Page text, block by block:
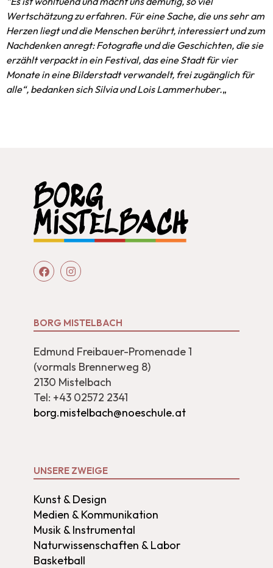
Wertschätzung zu erfahren. Für eine Sache, die uns sehr am
Herzen liegt und die Menschen berührt, interessiert und zum
Nachdenken anregt: Fotografie und die Geschichten, die sie
erzählt verpackt in ein Festival, das eine Stadt für vier
Monate in eine Bilderstadt verwandelt, frei zugänglich für
alle“, bedanken sich Silvia und Lois Lammerhuber.„
BORG MISTELBACH
Edmund Freibauer-Promenade 1
(vormals Brennerweg 8)
2130 Mistelbach
Tel: +43 02572 2341
borg.mistelbach@noeschule.at
UNSERE ZWEIGE
Kunst & Design
Medien & Kommunikation
Musik & Instrumental
Naturwissenschaften & Labor
Basketball